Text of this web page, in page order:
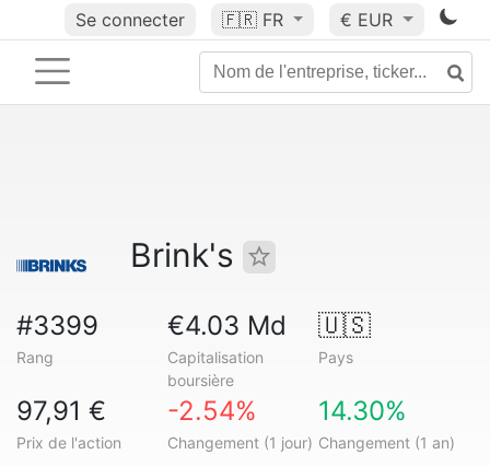
Se connecter 🇫🇷 FR € EUR
Brink's
#3399
Rang
€4.03 Md
Capitalisation
boursière
🇺🇸
Pays
97,91 €
Prix de l'action
-2.54%
Changement (1 jour)
14.30%
Changement (1 an)